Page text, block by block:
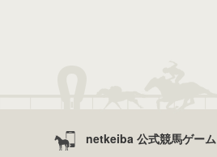
netkeiba 公式競馬ゲーム